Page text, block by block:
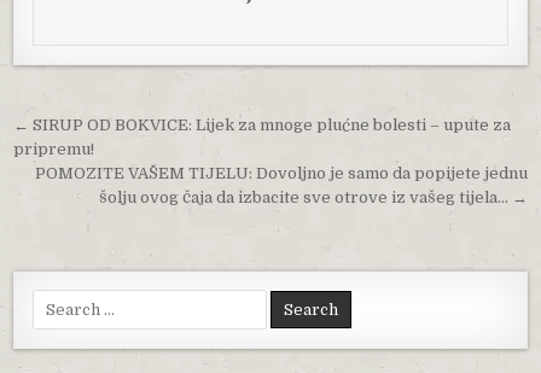
Post navigation
← SIRUP OD BOKVICE: Lijek za mnoge plućne bolesti – upute za
pripremu!
POMOZITE VAŠEM TIJELU: Dovoljno je samo da popijete jednu
šolju ovog čaja da izbacite sve otrove iz vašeg tijela… →
Search for: